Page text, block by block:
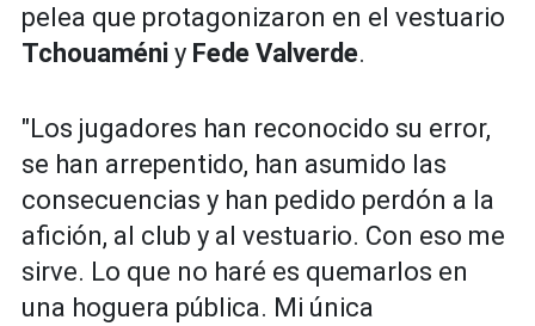
pelea que protagonizaron en el vestuario
Tchouaméni y Fede Valverde.
"Los jugadores han reconocido su error,
se han arrepentido, han asumido las
consecuencias y han pedido perdón a la
afición, al club y al vestuario. Con eso me
sirve. Lo que no haré es quemarlos en
una hoguera pública. Mi única